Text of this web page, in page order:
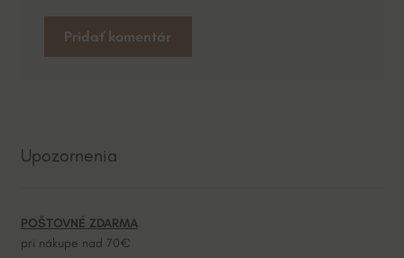
r
t
i
Upozornenia
POŠTOVNÉ ZDARMA
pri nákupe nad 70€